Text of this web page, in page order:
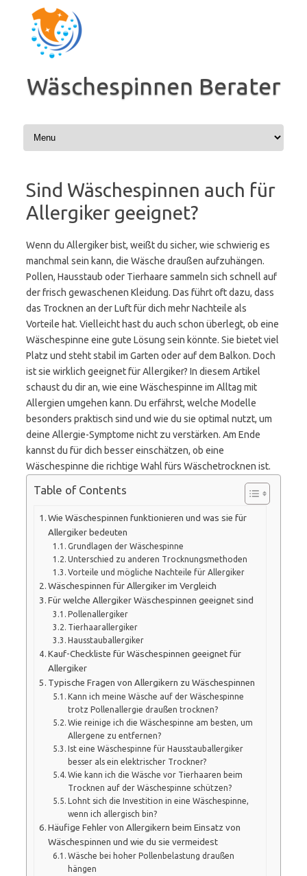
Inhalt
springen
Wäschespinnen Berater
Sind Wäschespinnen auch für
Allergiker geeignet?
Wenn du Allergiker bist, weißt du sicher, wie schwierig es
manchmal sein kann, die Wäsche draußen aufzuhängen.
Pollen, Hausstaub oder Tierhaare sammeln sich schnell auf
der frisch gewaschenen Kleidung. Das führt oft dazu, dass
das Trocknen an der Luft für dich mehr Nachteile als
Vorteile hat. Vielleicht hast du auch schon überlegt, ob eine
Wäschespinne eine gute Lösung sein könnte. Sie bietet viel
Platz und steht stabil im Garten oder auf dem Balkon. Doch
ist sie wirklich geeignet für Allergiker? In diesem Artikel
schaust du dir an, wie eine Wäschespinne im Alltag mit
Allergien umgehen kann. Du erfährst, welche Modelle
besonders praktisch sind und wie du sie optimal nutzt, um
deine Allergie-Symptome nicht zu verstärken. Am Ende
kannst du für dich besser einschätzen, ob eine
Wäschespinne die richtige Wahl fürs Wäschetrocknen ist.
Table of Contents
Wie Wäschespinnen funktionieren und was sie für
Allergiker bedeuten
Grundlagen der Wäschespinne
Unterschied zu anderen Trocknungsmethoden
Vorteile und mögliche Nachteile für Allergiker
Wäschespinnen für Allergiker im Vergleich
Für welche Allergiker Wäschespinnen geeignet sind
Pollenallergiker
Tierhaarallergiker
Hausstauballergiker
Kauf-Checkliste für Wäschespinnen geeignet für
Allergiker
Typische Fragen von Allergikern zu Wäschespinnen
Kann ich meine Wäsche auf der Wäschespinne
trotz Pollenallergie draußen trocknen?
Wie reinige ich die Wäschespinne am besten, um
Allergene zu entfernen?
Ist eine Wäschespinne für Hausstauballergiker
besser als ein elektrischer Trockner?
Wie kann ich die Wäsche vor Tierhaaren beim
Trocknen auf der Wäschespinne schützen?
Lohnt sich die Investition in eine Wäschespinne,
wenn ich allergisch bin?
Häufige Fehler von Allergikern beim Einsatz von
Wäschespinnen und wie du sie vermeidest
Wäsche bei hoher Pollenbelastung draußen
hängen